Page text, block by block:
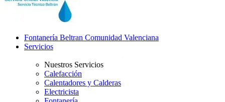
Fontanería Beltran Comunidad Valenciana
Servicios
Nuestros Servicios
Calefacción
Calentadores y Calderas
Electricista